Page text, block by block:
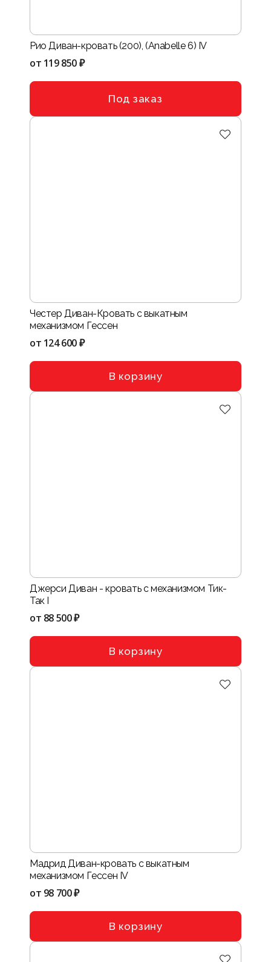
Рио Диван-кровать (200), (Anabelle 6) IV
от 119 850 ₽
Под заказ
Честер Диван-Кровать с выкатным
механизмом Гессен
от 124 600 ₽
В корзину
Джерси Диван - кровать с механизмом Тик-
Так I
от 88 500 ₽
В корзину
Мадрид Диван-кровать с выкатным
механизмом Гессен IV
от 98 700 ₽
В корзину